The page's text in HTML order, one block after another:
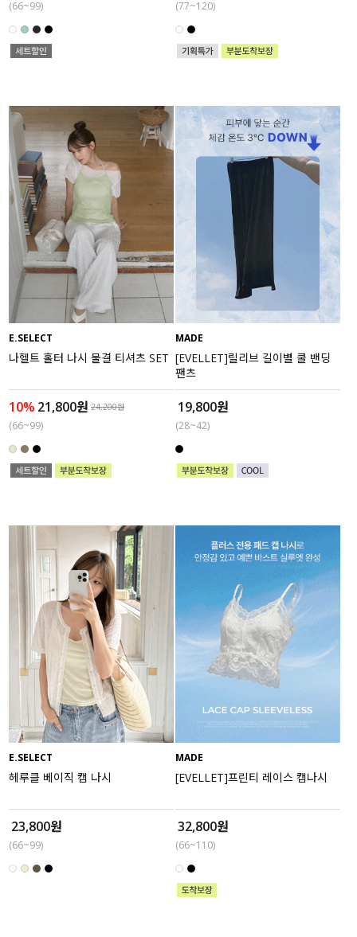
(66~99) (77~120)
E.SELECT
나헬트 홀터 나시 물결 티셔츠 SET
10% 21,800원 24,200원
(66~99)
MADE
[EVELLET]릴리브 길이별 쿨 밴딩
팬츠
19,800원
(28~42)
E.SELECT
헤루클 베이직 캡 나시
23,800원
(66~99)
MADE
[EVELLET]프린티 레이스 캡나시
32,800원
(66~110)